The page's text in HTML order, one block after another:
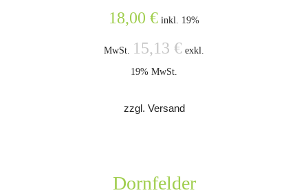
18,00 € inkl. 19%
MwSt. 15,13 € exkl.
19% MwSt.
zzgl. Versand
Dornfelder